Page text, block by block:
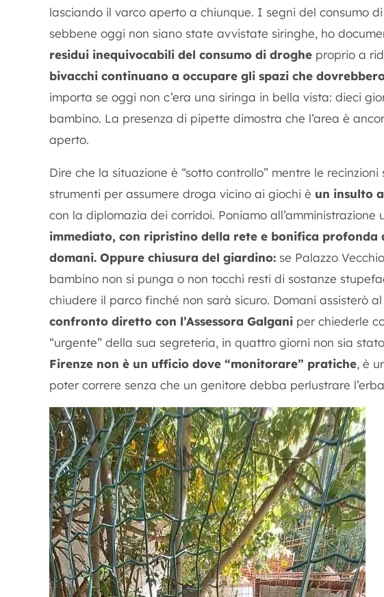
lasciando il varco aperto a chiunque. I segni del consumo
sebbene oggi non siano state avvistate siringhe, ho
residui inequivocabili del consumo di droghe proprio a
bivacchi continuano a occupare gli spazi che
importa se oggi non c’era una siringa in bella vista: dieci
bambino. La presenza di pipette dimostra che l’area è
aperto.
Dire che la situazione è “sotto controllo” mentre le
strumenti per assumere droga vicino ai giochi è un insulto
con la diplomazia dei corridoi. Poniamo all’amministrazione
immediato, con ripristino della rete e bonifica
domani. Oppure chiusura del giardino: se Palazzo
bambino non si punga o non tocchi resti di sostanze
chiudere il parco finché non sarà sicuro. Domani assisterò
confronto diretto con l’Assessora Galgani per chiederle
“urgente” della sua segreteria, in quattro giorni non sia
Firenze non è un ufficio dove “monitorare” pratiche, è
poter correre senza che un genitore debba perlustrare